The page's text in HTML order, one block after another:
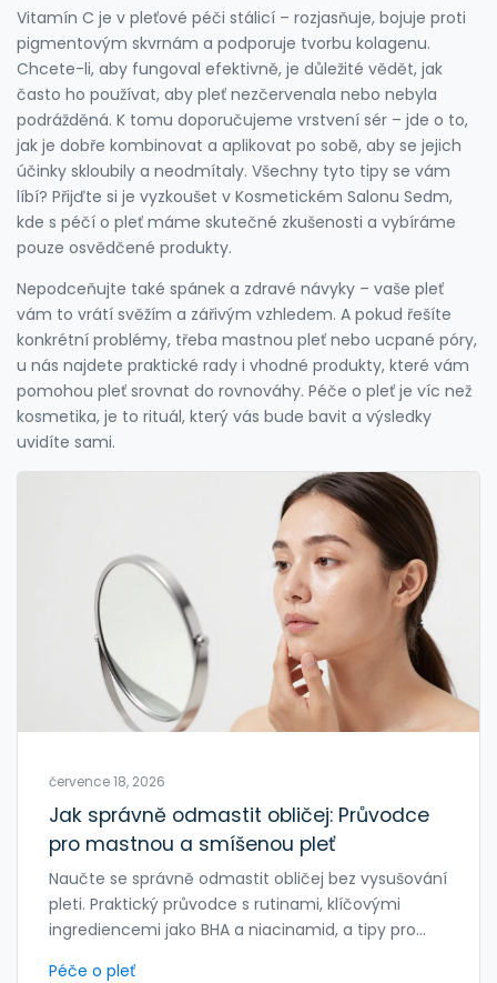
Vitamín C je v pleťové péči stálicí – rozjasňuje, bojuje proti
pigmentovým skvrnám a podporuje tvorbu kolagenu.
Chcete-li, aby fungoval efektivně, je důležité vědět, jak
často ho používat, aby pleť nezčervenala nebo nebyla
podrážděná. K tomu doporučujeme vrstvení sér – jde o to,
jak je dobře kombinovat a aplikovat po sobě, aby se jejich
účinky skloubily a neodmítaly. Všechny tyto tipy se vám
líbí? Přijďte si je vyzkoušet v Kosmetickém Salonu Sedm,
kde s péčí o pleť máme skutečné zkušenosti a vybíráme
pouze osvědčené produkty.
Nepodceňujte také spánek a zdravé návyky – vaše pleť
vám to vrátí svěžím a zářivým vzhledem. A pokud řešíte
konkrétní problémy, třeba mastnou pleť nebo ucpané póry,
u nás najdete praktické rady i vhodné produkty, které vám
pomohou pleť srovnat do rovnováhy. Péče o pleť je víc než
kosmetika, je to rituál, který vás bude bavit a výsledky
uvidíte sami.
července 18, 2026
Jak správně odmastit obličej: Průvodce
pro mastnou a smíšenou pleť
Naučte se správně odmastit obličej bez vysušování
pleti. Praktický průvodce s rutinami, klíčovými
ingrediencemi jako BHA a niacinamid, a tipy pro
Péče o pleť